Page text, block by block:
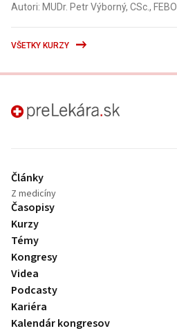
Autori: MUDr. Petr Výborný, CSc., FEBO
VŠETKY KURZY
preLekára.sk
Články
Z medicíny
Časopisy
Kurzy
Témy
Kongresy
Videa
Podcasty
Kariéra
Kalendár kongresov